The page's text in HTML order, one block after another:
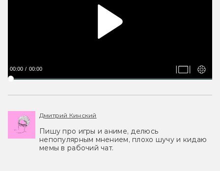
00:00 00:00
Дмитрий Кинский
Пишу про игры и аниме, делюсь
непопулярным мнением, плохо шучу и кидаю
мемы в рабочий чат.